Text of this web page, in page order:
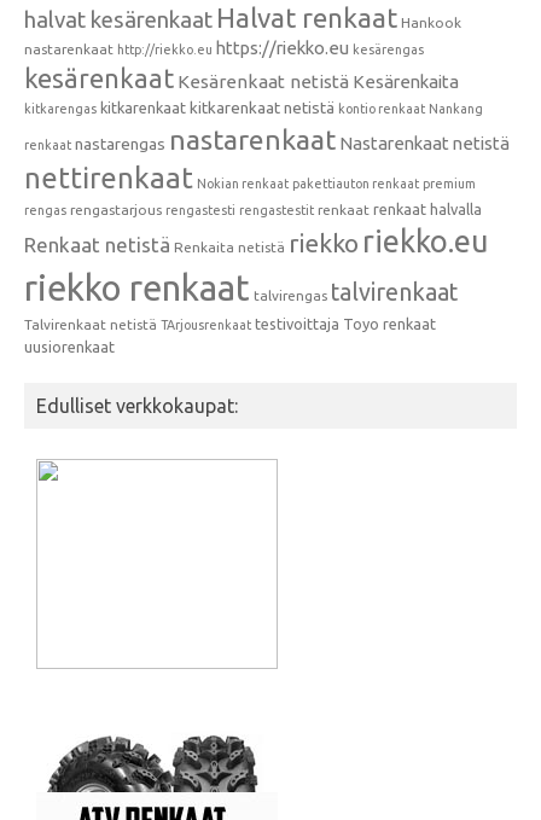
halvat kesärenkaat Halvat renkaat Hankook
nastarenkaat http://riekko.eu https://riekko.eu kesärengas
kesärenkaat Kesärenkaat netistä Kesärenkaita
kitkarengas kitkarenkaat kitkarenkaat netistä kontio renkaat Nankang
renkaat nastarengas nastarenkaat Nastarenkaat netistä
nettirenkaat Nokian renkaat pakettiauton renkaat premium
rengas rengastarjous rengastesti rengastestit renkaat renkaat halvalla
Renkaat netistä Renkaita netistä riekko riekko.eu
riekko renkaat talvirengas talvirenkaat
Talvirenkaat netistä TArjousrenkaat testivoittaja Toyo renkaat
uusiorenkaat
Edulliset verkkokaupat: